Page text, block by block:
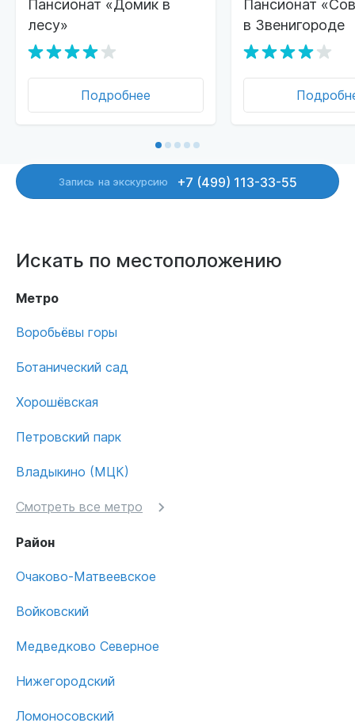
лесу»
Подробнее
в Звенигороде
Запись на экскурсию +7 (499) 113-33-55
Искать по местоположению
Метро
Воробьёвы горы
Ботанический сад
Хорошёвская
Петровский парк
Владыкино (МЦК)
Смотреть все метро
Район
Очаково-Матвеевское
Войковский
Медведково Северное
Нижегородский
Ломоносовский